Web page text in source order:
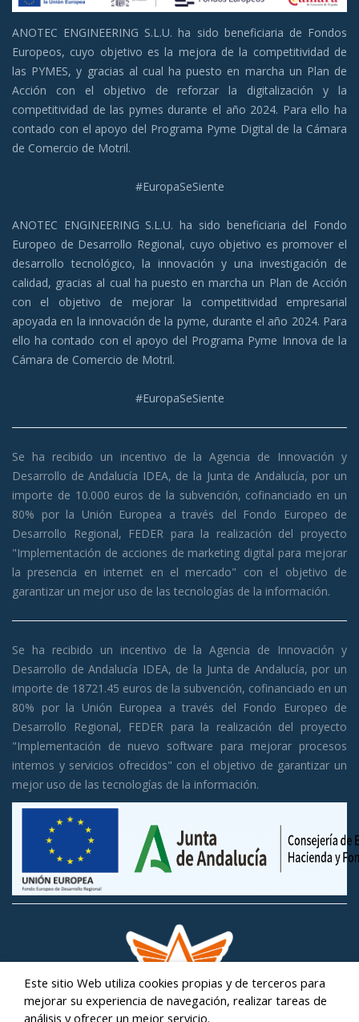
ANOTEC ENGINEERING S.L.U. ha sido beneficiaria de Fondos
Europeos, cuyo objetivo es la mejora de la competitividad de
las PYMES, y gracias al cual ha puesto en marcha un Plan de
Acción con el objetivo de reforzar la digitalización y la
competitividad de las pymes durante el año 2024. Para ello ha
contado con el apoyo del Programa Pyme Digital de la Cámara
de Comercio de Motril.
#EuropaSeSiente
ANOTEC ENGINEERING S.L.U. ha sido beneficiaria del Fondo
Europeo de Desarrollo Regional, cuyo objetivo es promover el
desarrollo tecnológico, la innovación y una investigación de
calidad, gracias al cual ha puesto en marcha un Plan de Acción
con el objetivo de mejorar la competitividad empresarial
apoyada en la innovación de la pyme, durante el año 2024. Para
ello ha contado con el apoyo del Programa Pyme Innova de la
Cámara de Comercio de Motril.
#EuropaSeSiente
Se ha recibido un incentivo de la Agencia de Innovación y
Desarrollo de Andalucía IDEA, de la Junta de Andalucía, por un
importe de 10.000 euros de la subvención, cofinanciado en un
80% por la Unión Europea a través del Fondo Europeo de
Desarrollo Regional, FEDER para la realización del proyecto
"Implementación de acciones de marketing digital para mejorar
la presencia en internet en el mercado" con el objetivo de
garantizar un mejor uso de las tecnologías de la información.
Se ha recibido un incentivo de la Agencia de Innovación y
Desarrollo de Andalucía IDEA, de la Junta de Andalucía, por un
importe de 18721.45 euros de la subvención, cofinanciado en un
80% por la Unión Europea a través del Fondo Europeo de
Desarrollo Regional, FEDER para la realización del proyecto
"Implementación de nuevo software para mejorar procesos
internos y servicios ofrecidos" con el objetivo de garantizar un
mejor uso de las tecnologías de la información.
Este sitio Web utiliza cookies propias y de terceros para
mejorar su experiencia de navegación, realizar tareas de
análisis y ofrecer un mejor servicio.